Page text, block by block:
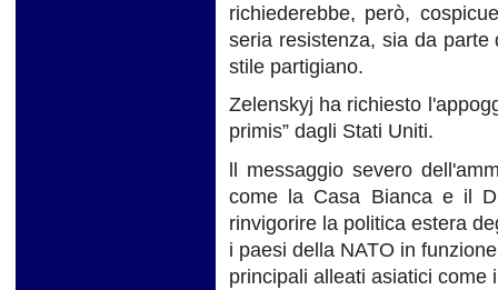
richiederebbe, però,
seria resistenza, sia da
stile partigiano.
Zelenskyj ha richiesto
primis” dagli Stati Uniti.
ll messaggio severo
come la Casa Bianca e il
rinvigorire la politica estera
i paesi della NATO in
principali alleati asiatici come